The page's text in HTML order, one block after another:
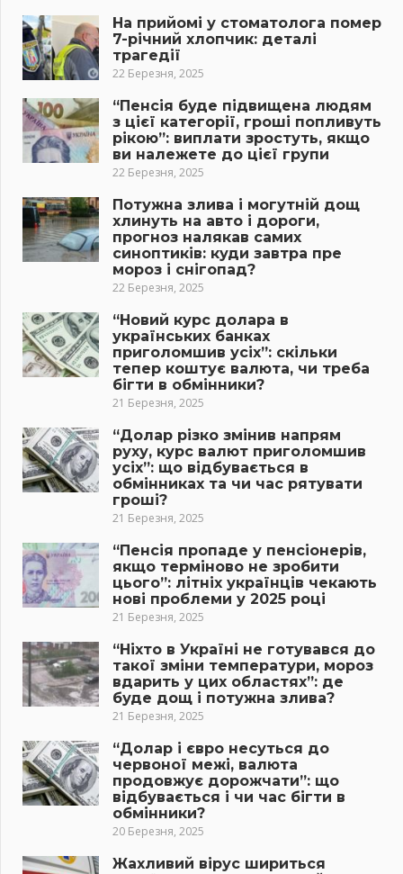
На прийомі у стоматолога помер
7-річний хлопчик: деталі
трагедії
22 Березня, 2025
“Пенсія буде підвищена людям
з цієї категорії, гроші попливуть
рікою”: виплати зростуть, якщо
ви належете до цієї групи
22 Березня, 2025
Потужна злива і могутній дощ
хлинуть на авто і дороги,
прогноз налякав самих
синоптиків: куди завтра пре
мороз і снігопад?
22 Березня, 2025
“Новий курс долара в
українських банках
приголомшив усіх”: скільки
тепер коштує валюта, чи треба
бігти в обмінники?
21 Березня, 2025
“Долар різко змінив напрям
руху, курс валют приголомшив
усіх”: що відбувається в
обмінниках та чи час рятувати
гроші?
21 Березня, 2025
“Пенсія пропаде у пенсіонерів,
якщо терміново не зробити
цього”: літніх українців чекають
нові проблеми у 2025 році
21 Березня, 2025
“Ніхто в Україні не готувався до
такої зміни температури, мороз
вдарить у цих областях”: де
буде дощ і потужна злива?
21 Березня, 2025
“Долар і євро несуться до
червоної межі, валюта
продовжує дорожчати”: що
відбувається і чи час бігти в
обмінники?
20 Березня, 2025
Жахливий вірус шириться